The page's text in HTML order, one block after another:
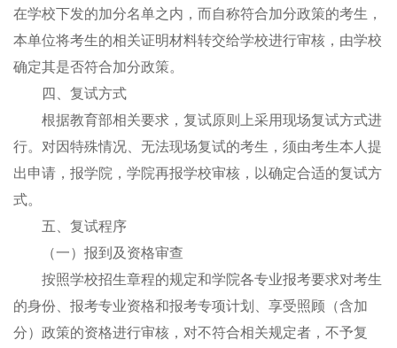
在学校下发的加分名单之内，而自称符合加分政策的考生，
本单位将考生的相关证明材料转交给学校进行审核，由学校
确定其是否符合加分政策。
四
、复试方式
根据教育部相关要求，复试原则上采用现场复试方式进
行。对因特殊情况、无法现场复试的考生，须由考生本人提
出申请，报学院，学院再报学校审核，以确定合适的复试方
式。
五 、复试程序
（一） 报到及资格审查
按照学校招生章程的规定和学院各专业报考要求对考生
的身份、报考专业资格和报考专项计划、享受照顾（含加
分）政策的资格进行审核，对不符合相关规定者，不予复